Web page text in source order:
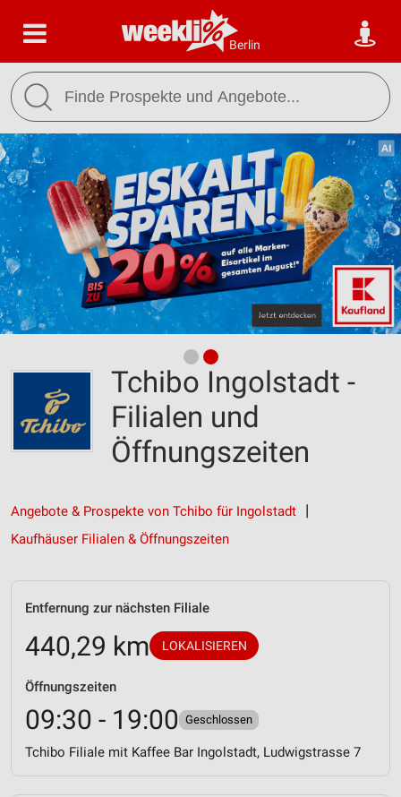
Berlin
Tchibo Ingolstadt -
Filialen und
Öffnungszeiten
Angebote & Prospekte von Tchibo für Ingolstadt
Kaufhäuser Filialen & Öffnungszeiten
Entfernung zur nächsten Filiale
440,29 km LOKALISIEREN
Öffnungszeiten
09:30 - 19:00 Geschlossen
Tchibo Filiale mit Kaffee Bar Ingolstadt, Ludwigstrasse 7